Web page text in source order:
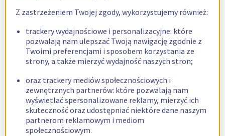
Z zastrzeżeniem Twojej zgody, wykorzystujemy również:
trackery wydajnościowe i personalizacyjne: które
pozwalają nam ulepszać Twoją nawigację zgodnie z
Twoimi preferencjami i sposobem korzystania ze
strony, a także mierzyć wydajność naszych stron;
oraz trackery mediów społecznościowych i
zewnętrznych partnerów: które pozwalają nam
wyświetlać spersonalizowane reklamy, mierzyć ich
skuteczność oraz udostępniać niektóre dane naszym
partnerom reklamowym i mediom
społecznościowym.